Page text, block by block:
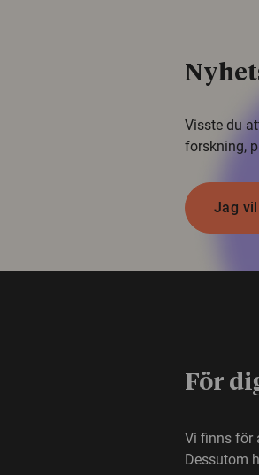
Visste du
forskning,
Jag
För
Vi finns för
Dessutom